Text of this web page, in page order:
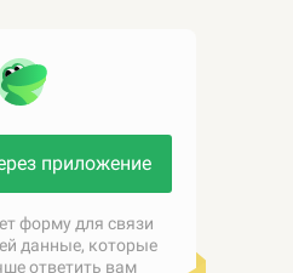
приложение
форму для связи
данные, которые
ответить вам